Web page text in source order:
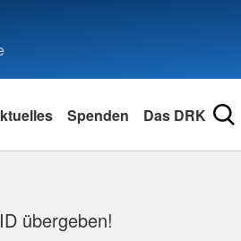
Spenden Das DRK
übergeben!